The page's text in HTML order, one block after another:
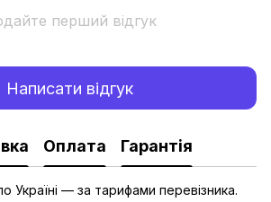
перший відгук
Написати відгук
Оплата Гарантія
Україні — за тарифами перевізника.